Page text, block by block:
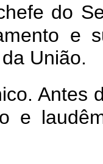
do
e
União.
Antes
e